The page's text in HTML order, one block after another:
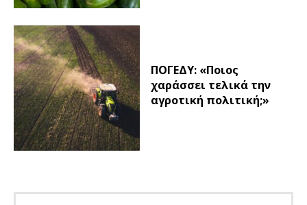
ΠΟΓΕΔΥ: «Ποιος
χαράσσει τελικά την
αγροτική πολιτική;»